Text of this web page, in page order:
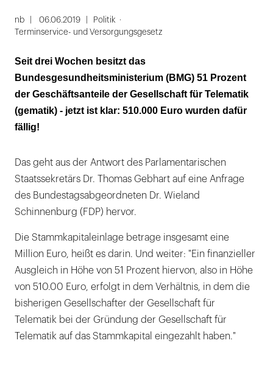
1
von
nb 06.06.2019
Politik
Terminservice- und Versorgungsgesetz
Seit drei Wochen besitzt das
Bundesgesundheitsministerium (BMG) 51 Prozent
der Geschäftsanteile der Gesellschaft für Telematik
(gematik) - jetzt ist klar: 510.000 Euro wurden dafür
fällig!
Das geht aus der Antwort des Parlamentarischen
Staatssekretärs Dr. Thomas Gebhart auf eine Anfrage
des Bundestagsabgeordneten Dr. Wieland
Schinnenburg (FDP) hervor.
Die Stammkapitaleinlage betrage insgesamt eine
Million Euro, heißt es darin. Und weiter: "Ein finanzieller
Ausgleich in Höhe von 51 Prozent hiervon, also in Höhe
von 510.00 Euro, erfolgt in dem Verhältnis, in dem die
bisherigen Gesellschafter der Gesellschaft für
Telematik bei der Gründung der Gesellschaft für
Telematik auf das Stammkapital eingezahlt haben."